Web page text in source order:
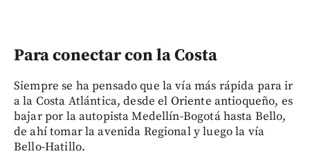
Para conectar con la Costa
Siempre se ha pensado que la vía más rápida para ir
a la Costa Atlántica, desde el Oriente antioqueño, es
bajar por la autopista Medellín-Bogotá hasta Bello,
de ahí tomar la avenida Regional y luego la vía
Bello-Hatillo.